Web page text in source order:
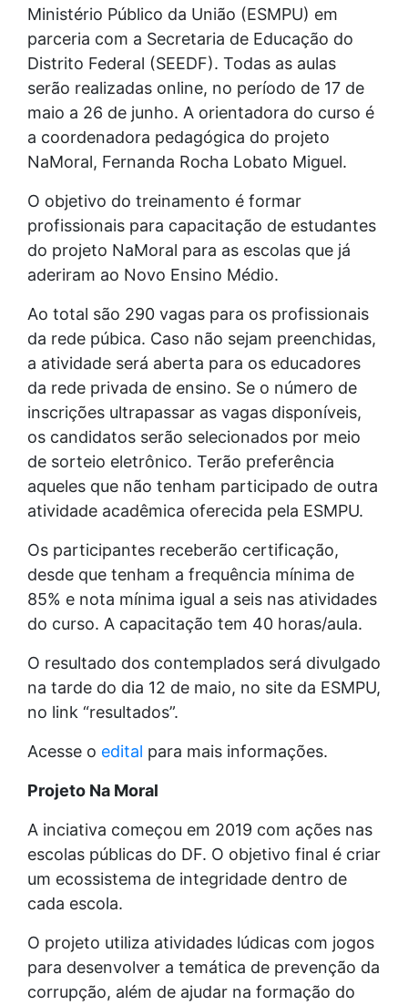
Ministério Público da União (ESMPU) em
parceria com a Secretaria de Educação do
Distrito Federal (SEEDF). Todas as aulas
serão realizadas online, no período de 17 de
maio a 26 de junho. A orientadora do curso é
a coordenadora pedagógica do projeto
NaMoral, Fernanda Rocha Lobato Miguel.
O objetivo do treinamento é formar
profissionais para capacitação de estudantes
do projeto NaMoral para as escolas que já
aderiram ao Novo Ensino Médio.
Ao total são 290 vagas para os profissionais
da rede púbica. Caso não sejam preenchidas,
a atividade será aberta para os educadores
da rede privada de ensino. Se o número de
inscrições ultrapassar as vagas disponíveis,
os candidatos serão selecionados por meio
de sorteio eletrônico. Terão preferência
aqueles que não tenham participado de outra
atividade acadêmica oferecida pela ESMPU.
Os participantes receberão certificação,
desde que tenham a frequência mínima de
85% e nota mínima igual a seis nas atividades
do curso. A capacitação tem 40 horas/aula.
O resultado dos contemplados será divulgado
na tarde do dia 12 de maio, no site da ESMPU,
no link “resultados”.
Acesse o edital para mais informações.
Projeto Na Moral
A inciativa começou em 2019 com ações nas
escolas públicas do DF. O objetivo final é criar
um ecossistema de integridade dentro de
cada escola.
O projeto utiliza atividades lúdicas com jogos
para desenvolver a temática de prevenção da
corrupção, além de ajudar na formação do